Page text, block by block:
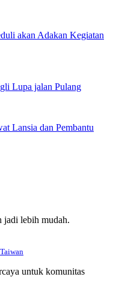
akan Adakan Kegiatan
Lupa jalan Pulang
Lansia dan Pembantu
jadi lebih mudah.
untuk komunitas